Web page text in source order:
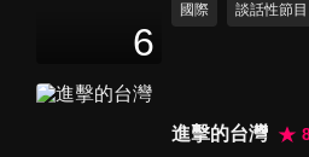
第46
第47
6
國際 談話性節目
進擊的台灣